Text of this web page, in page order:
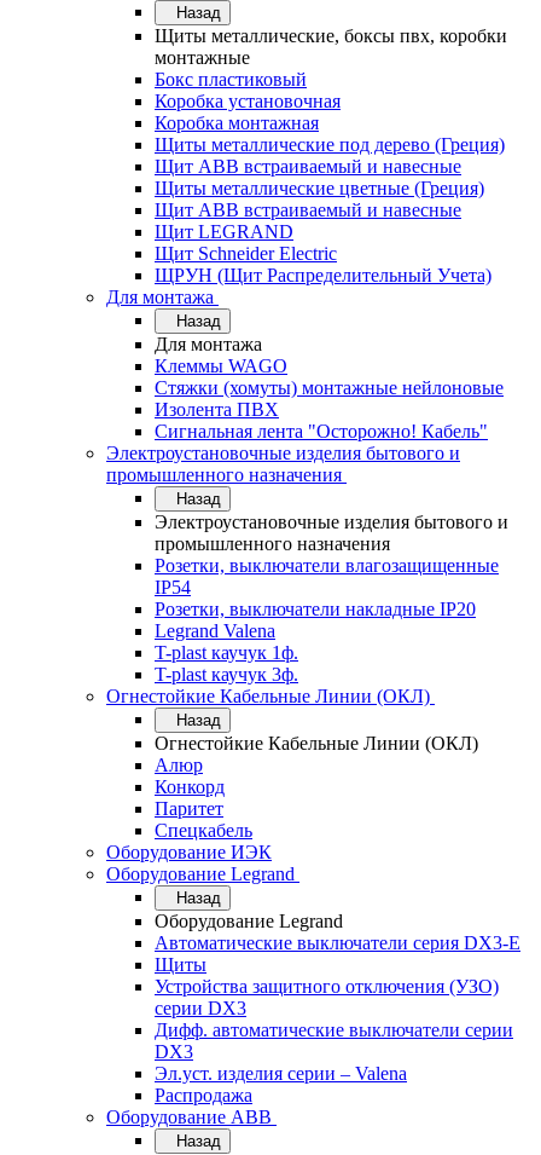
Назад
Щиты металлические, боксы пвх, коробки
монтажные
Бокс пластиковый
Коробка установочная
Коробка монтажная
Щиты металлические под дерево (Греция)
Щит ABB встраиваемый и навесные
Щиты металлические цветные (Греция)
Щит ABB встраиваемый и навесные
Щит LEGRAND
Щит Schneider Electric
ЩРУН (Щит Распределительный Учета)
Для монтажа
Назад
Для монтажа
Клеммы WAGO
Стяжки (хомуты) монтажные нейлоновые
Изолента ПВХ
Сигнальная лента "Осторожно! Кабель"
Электроустановочные изделия бытового и
промышленного назначения
Назад
Электроустановочные изделия бытового и
промышленного назначения
Розетки, выключатели влагозащищенные
IP54
Розетки, выключатели накладные IP20
Legrand Valena
T-plast каучук 1ф.
T-plast каучук 3ф.
Огнестойкие Кабельные Линии (ОКЛ)
Назад
Огнестойкие Кабельные Линии (ОКЛ)
Алюр
Конкорд
Паритет
Спецкабель
Оборудование ИЭК
Оборудование Legrand
Назад
Оборудование Legrand
Автоматические выключатели серия DX3-E
Щиты
Устройства защитного отключения (УЗО)
серии DX3
Дифф. автоматические выключатели серии
DX3
Эл.уст. изделия серии – Valena
Распродажа
Оборудование АВВ
Назад